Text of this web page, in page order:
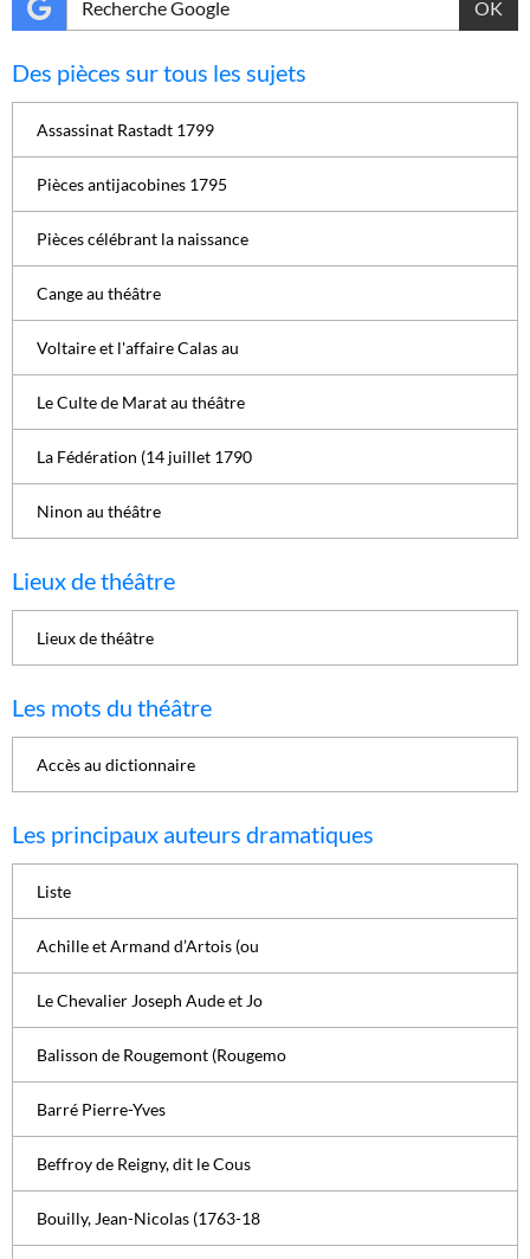
OK
Des pièces sur tous les sujets
Assassinat Rastadt 1799
Pièces antijacobines 1795
Pièces célébrant la naissance
Cange au théâtre
Voltaire et l'affaire Calas au
Le Culte de Marat au théâtre
La Fédération (14 juillet 1790
Ninon au théâtre
Lieux de théâtre
Lieux de théâtre
Les mots du théâtre
Accès au dictionnaire
Les principaux auteurs dramatiques
Liste
Achille et Armand d’Artois (ou
Le Chevalier Joseph Aude et Jo
Balisson de Rougemont (Rougemo
Barré Pierre-Yves
Beffroy de Reigny, dit le Cous
Bouilly, Jean-Nicolas (1763-18